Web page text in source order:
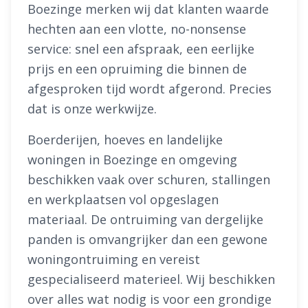
Boezinge merken wij dat klanten waarde
hechten aan een vlotte, no-nonsense
service: snel een afspraak, een eerlijke
prijs en een opruiming die binnen de
afgesproken tijd wordt afgerond. Precies
dat is onze werkwijze.
Boerderijen, hoeves en landelijke
woningen in Boezinge en omgeving
beschikken vaak over schuren, stallingen
en werkplaatsen vol opgeslagen
materiaal. De ontruiming van dergelijke
panden is omvangrijker dan een gewone
woningontruiming en vereist
gespecialiseerd materieel. Wij beschikken
over alles wat nodig is voor een grondige